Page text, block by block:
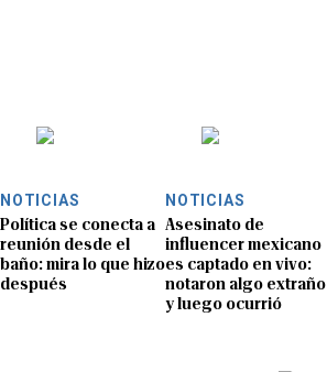
NOTICIAS
Política se conecta a
reunión desde el
baño: mira lo que hizo
después
NOTICIAS
Asesinato de
influencer mexicano
es captado en vivo:
notaron algo extraño
y luego ocurrió